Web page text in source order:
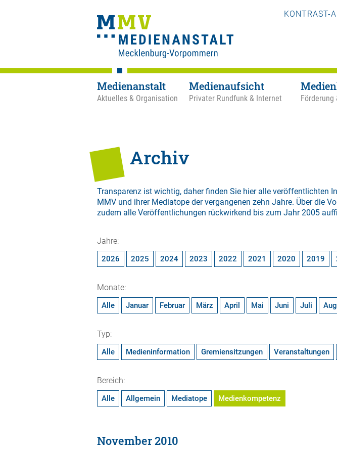
KONTRAST-
Medienanstalt
Aktuelles & Organisation
Medienaufsicht
Privater Rundfunk & Internet Förderung
Archiv
Transparenz ist wichtig, daher finden Sie hier alle veröffentlichten
MMV und ihrer Mediatope der vergangenen zehn Jahre. Über die
zudem alle Veröffentlichungen rückwirkend bis zum Jahr 2005
Jahre:
2026 2025 2024 2023 2022 2021 2020 2019
Monate:
Alle Januar Februar März April Mai Juni Juli
Typ:
Alle Medieninformation Gremiensitzungen Veranstaltungen
Bereich:
Alle Allgemein Mediatope Medienkompetenz
November 2010